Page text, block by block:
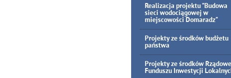
Realizacja projektu "Budowa
sieci wodociągowej w
miejscowości Domaradz"
Projekty ze środków budżetu
państwa
Projekty ze środków
Funduszu Inwestycji